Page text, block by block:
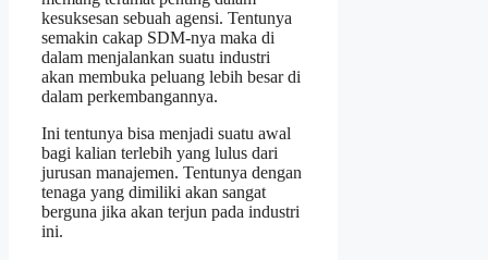
kesuksesan sebuah agensi. Tentunya
semakin cakap SDM-nya maka di
dalam menjalankan suatu industri
akan membuka peluang lebih besar di
dalam perkembangannya.
Ini tentunya bisa menjadi suatu awal
bagi kalian terlebih yang lulus dari
jurusan manajemen. Tentunya dengan
tenaga yang dimiliki akan sangat
berguna jika akan terjun pada industri
ini.